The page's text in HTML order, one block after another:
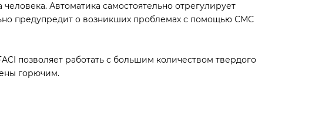
Автоматика самостоятельно отрегулирует
предупредит о возникших проблемах с помощью СМС
позволяет работать с большим количеством твердого
горючим.